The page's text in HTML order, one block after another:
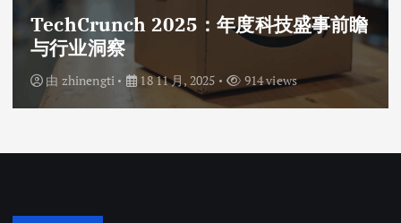
TechCrunch 2025：年度科技盛事前瞻
与行业洞察
由 zhinengti 18 11 月, 2025 914 views